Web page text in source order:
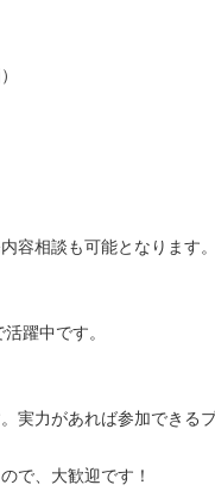
容相談も可能となります。
躍中です。
実力があれば参加できる
で、大歓迎です！